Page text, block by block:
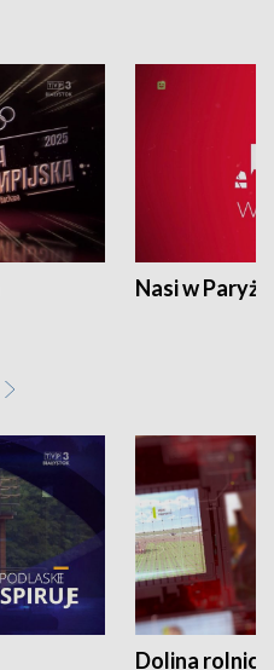
Nasi w Paryżu
Dolina